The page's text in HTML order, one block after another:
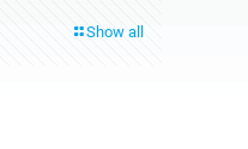
Show all